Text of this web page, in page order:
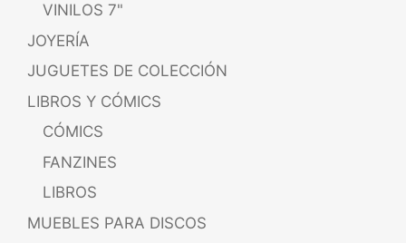
VINILOS 7"
JOYERÍA
JUGUETES DE COLECCIÓN
LIBROS Y CÓMICS
CÓMICS
FANZINES
LIBROS
MUEBLES PARA DISCOS